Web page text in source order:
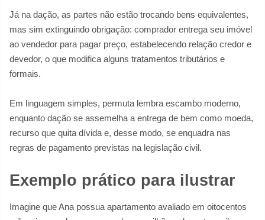
Já na dação, as partes não estão trocando bens equivalentes,
mas sim extinguindo obrigação: comprador entrega seu imóvel
ao vendedor para pagar preço, estabelecendo relação credor e
devedor, o que modifica alguns tratamentos tributários e
formais.
Em linguagem simples, permuta lembra escambo moderno,
enquanto dação se assemelha a entrega de bem como moeda,
recurso que quita dívida e, desse modo, se enquadra nas
regras de pagamento previstas na legislação civil.
Exemplo prático para ilustrar
Imagine que Ana possua apartamento avaliado em oitocentos